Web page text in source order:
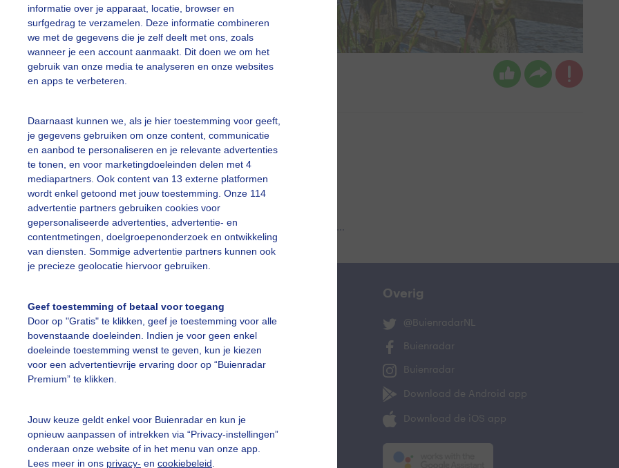
informatie over je apparaat, locatie, browser en
surfgedrag te verzamelen. Deze informatie combineren
we met de gegevens die je zelf deelt met ons, zoals
wanneer je een account aanmaakt. Dit doen we om het
gebruik van onze media te analyseren en onze websites
en apps te verbeteren.
Daarnaast kunnen we, als je hier toestemming voor geeft,
je gegevens gebruiken om onze content, communicatie
en aanbod te personaliseren en je relevante advertenties
te tonen, en voor marketingdoeleinden delen met 4
mediapartners. Ook content van 13 externe platformen
wordt enkel getoond met jouw toestemming. Onze 114
advertentie partners gebruiken cookies voor
gepersonaliseerde advertenties, advertentie- en
contentmetingen, doelgroepenonderzoek en ontwikkeling
van diensten. Sommige advertentie partners kunnen ook
je precieze geolocatie hiervoor gebruiken.
Geef toestemming of betaal voor toegang
Door op "Gratis" te klikken, geef je toestemming voor alle
bovenstaande doeleinden. Indien je voor geen enkel
doeleinde toestemming wenst te geven, kun je kiezen
voor een advertentievrije ervaring door op “Buienradar
Premium” te klikken.
Jouw keuze geldt enkel voor Buienradar en kun je
opnieuw aanpassen of intrekken via “Privacy-instellingen”
onderaan onze website of in het menu van onze app.
Lees meer in ons privacy- en cookiebeleid
Kees Jak Gemaakt: 10-05-2026, 31x bekeken
slideshow
Een moment geduld aub...
vragen
Team
De Bilt
Overig
@BuienradarNL
Buienradar
Buienradar
Download de Android app
Download de iOS app